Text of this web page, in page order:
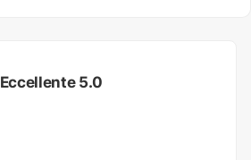
Eccellente 5.0